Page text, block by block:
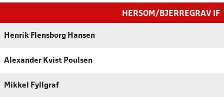
HERSOM/BJERREGRAV IF
Henrik Flensborg Hansen
Alexander Kvist Poulsen
Mikkel Fyllgraf